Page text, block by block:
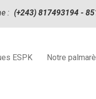
: (+243) 817493194 -
ESPK Notre